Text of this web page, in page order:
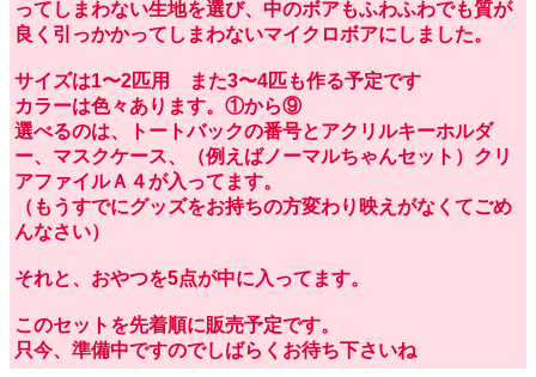
ってしまわない生地を選び、中のボアもふわふわでも質が
良く引っかかってしまわないマイクロボアにしました。
サイズは1〜2匹用 また3〜4匹も作る予定です
カラーは色々あります。①から⑨
選べるのは、トートバックの番号とアクリルキーホルダ
ー、マスクケース、（例えばノーマルちゃんセット）クリ
アファイルＡ４が入ってます。
（もうすでにグッズをお持ちの方変わり映えがなくてごめ
んなさい）
それと、おやつを5点が中に入ってます。
このセットを先着順に販売予定です。
只今、準備中ですのでしばらくお待ち下さいね